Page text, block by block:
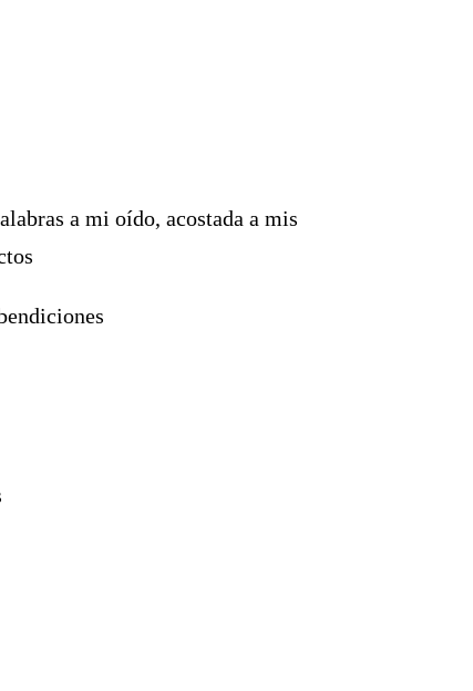
a mi oído, acostada a mis